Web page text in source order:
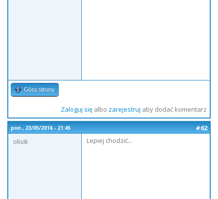
Góra strony
Zaloguj sięalbo zarejestruj aby dodać komentarz
pon., 23/05/2016 - 21:45
#62
olisik
Lepiej chodzić...